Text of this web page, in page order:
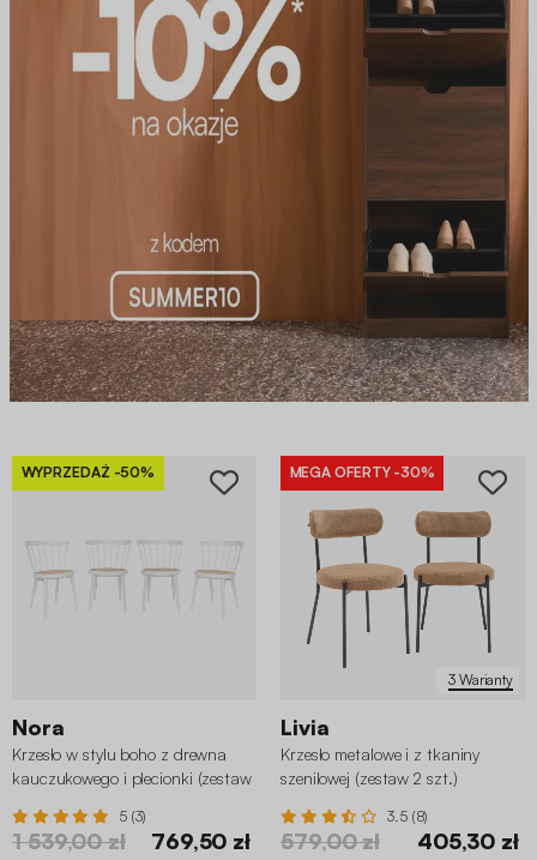
WYPRZEDAŻ -50%
Nora
Krzesło w stylu boho z drewna
kauczukowego i plecionki (zestaw
5 (3)
1 539,00 zł 769,50 zł
3 Warianty
MEGA OFERTY -30%
Livia
Krzesło metalowe i z tkaniny
szenilowej (zestaw 2 szt.)
3.5 (8)
579,00 zł 405,30 zł